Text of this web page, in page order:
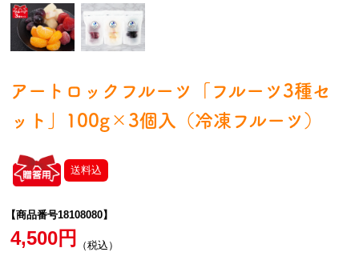
アートロックフルーツ「フルーツ3種セ
ット」100g×3個入（冷凍フルーツ）
送料込
【商品番号18108080】
4,500 税込